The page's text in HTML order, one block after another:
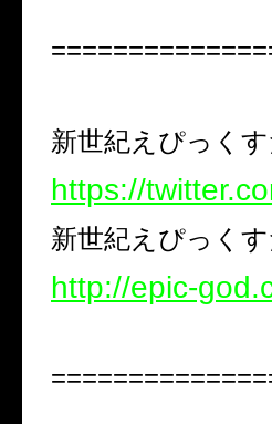
新世紀えぴっく
https://
新世紀えぴっく
http://epic-